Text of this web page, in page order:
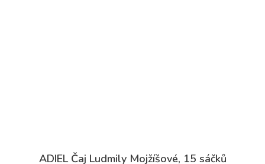
ADIEL Čaj Ludmily Mojžíšové, 15 sáčků